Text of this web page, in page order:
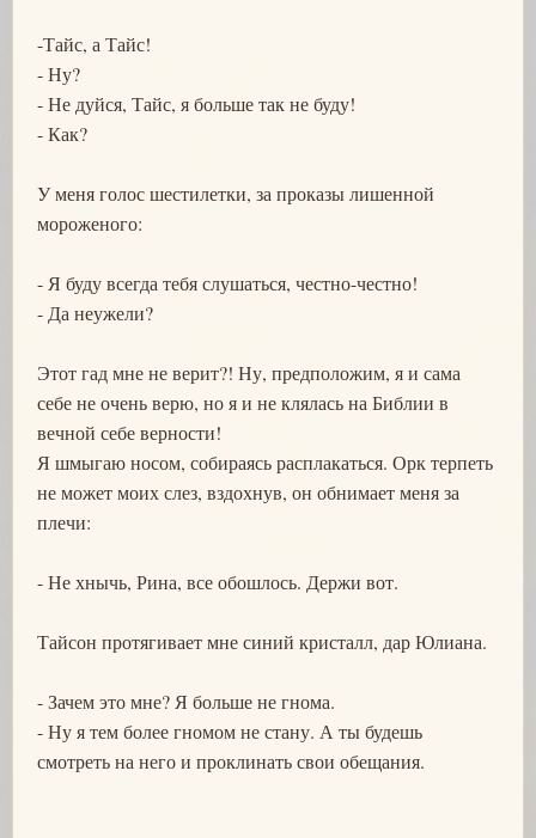
-Тайс, а Тайс!
- Ну?
- Не дуйся, Тайс, я больше так не буду!
- Как?
У меня голос шестилетки, за проказы лишенной
мороженого:
- Я буду всегда тебя слушаться, честно-честно!
- Да неужели?
Этот гад мне не верит?! Ну, предположим, я и сама
себе не очень верю, но я и не клялась на Библии в
вечной себе верности!
Я шмыгаю носом, собираясь расплакаться. Орк терпеть
не может моих слез, вздохнув, он обнимает меня за
плечи:
- Не хнычь, Рина, все обошлось. Держи вот.
Тайсон протягивает мне синий кристалл, дар Юлиана.
- Зачем это мне? Я больше не гнома.
- Ну я тем более гномом не стану. А ты будешь
смотреть на него и проклинать свои обещания.